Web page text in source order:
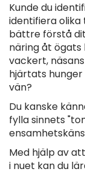
Kunde du
identifiera olika
bättre förstå
näring åt
vackert,
hjärtats
vän?
Du kanske
fylla sinnets
Med hjälp av
i nuet kan du